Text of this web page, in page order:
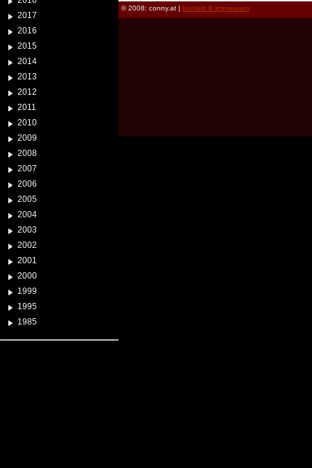
2017
2016
2015
2014
2013
2012
2011
2010
2009
2008
2007
2006
2005
2004
2003
2002
2001
2000
1999
1995
1985
© 2008: conny.at | kontakt & impressum